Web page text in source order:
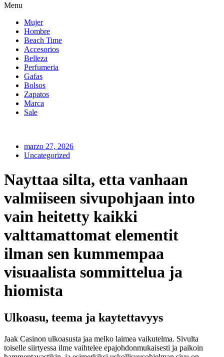
Menu
Mujer
Hombre
Beach Time
Accesorios
Belleza
Perfumeria
Gafas
Bolsos
Zapatos
Marca
Sale
marzo 27, 2026
Uncategorized
Nayttaa silta, etta vanhaan
valmiiseen sivupohjaan into
vain heitetty kaikki
valttamattomat elementit
ilman sen kummempaa
visuaalista sommittelua ja
hiomista
Ulkoasu, teema ja kaytettavyys
Jaak Casinon ulkoasusta jaa melko laimea vaikutelma. Sivulta
toiselle siirtyessa ilme vaihtelee epajohdonmukaisesti ja paikoin